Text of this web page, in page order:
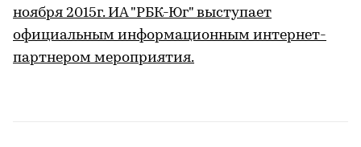
ноября 2015г. ИА "РБК-Юг" выступает
официальным информационным интернет-
партнером мероприятия.